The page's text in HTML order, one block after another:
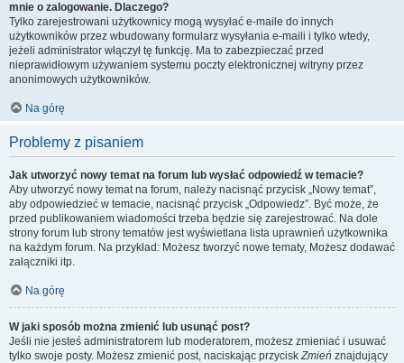
mnie o zalogowanie. Dlaczego?
Tylko zarejestrowani użytkownicy mogą wysyłać e-maile do innych
użytkowników przez wbudowany formularz wysyłania e-maili i tylko wtedy,
jeżeli administrator włączył tę funkcję. Ma to zabezpieczać przed
nieprawidłowym używaniem systemu poczty elektronicznej witryny przez
anonimowych użytkowników.
Na górę
Problemy z pisaniem
Jak utworzyć nowy temat na forum lub wysłać odpowiedź w temacie?
Aby utworzyć nowy temat na forum, należy nacisnąć przycisk „Nowy temat”,
aby odpowiedzieć w temacie, nacisnąć przycisk „Odpowiedz”. Być może, że
przed publikowaniem wiadomości trzeba będzie się zarejestrować. Na dole
strony forum lub strony tematów jest wyświetlana lista uprawnień użytkownika
na każdym forum. Na przykład: Możesz tworzyć nowe tematy, Możesz dodawać
załączniki itp.
Na górę
W jaki sposób można zmienić lub usunąć post?
Jeśli nie jesteś administratorem lub moderatorem, możesz zmieniać i usuwać
tylko swoje posty. Możesz zmienić post, naciskając przyciskZmień znajdujący